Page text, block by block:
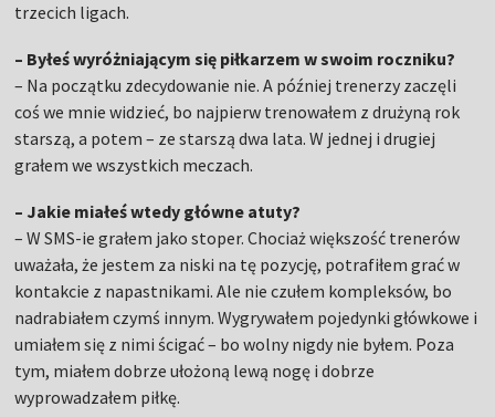
trzecich ligach.
– Byłeś wyróżniającym się piłkarzem w swoim roczniku?
– Na początku zdecydowanie nie. A później trenerzy zaczęli
coś we mnie widzieć, bo najpierw trenowałem z drużyną rok
starszą, a potem – ze starszą dwa lata. W jednej i drugiej
grałem we wszystkich meczach.
– Jakie miałeś wtedy główne atuty?
– W SMS-ie grałem jako stoper. Chociaż większość trenerów
uważała, że jestem za niski na tę pozycję, potrafiłem grać w
kontakcie z napastnikami. Ale nie czułem kompleksów, bo
nadrabiałem czymś innym. Wygrywałem pojedynki główkowe i
umiałem się z nimi ścigać – bo wolny nigdy nie byłem. Poza
tym, miałem dobrze ułożoną lewą nogę i dobrze
wyprowadzałem piłkę.